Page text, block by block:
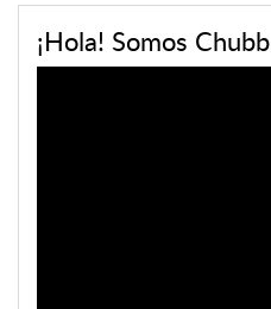
¡Hola! Somos Chubb